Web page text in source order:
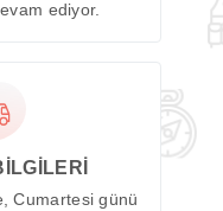
ediyor.
Cumartesi günü